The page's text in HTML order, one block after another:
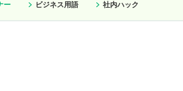
ー ビジネス用語 社内ハック